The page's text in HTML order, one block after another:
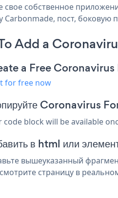
свое собственное
Carbonmade, пост, боковую
Add a
a Free
for free now
Coronavirus
code block will be available
в html или
вышеуказанный
страницу в